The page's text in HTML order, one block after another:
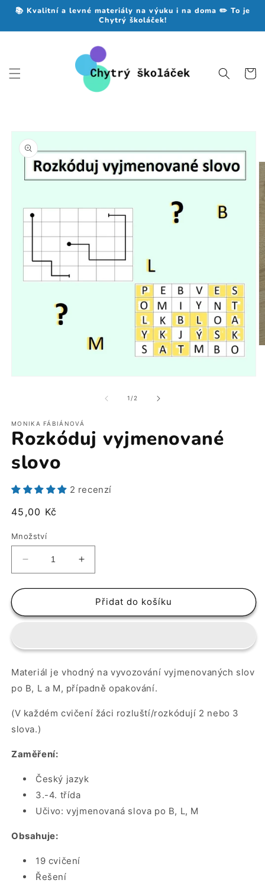
Přejít k
📚 Kvalitní a levné materiály na výuku i na doma ✏️ To je
Chytrý školáček!
Košík
produktu
okně
1 /z2
MONIKA FÁBIÁNOVÁ
Rozkóduj vyjmenované
slovo
2 recenzí
Běžná
45,00 Kč
Množství
množství
produktu
vyjmenované
Zvýšit
množství
produktu
Rozkóduj
vyjmenované
Přidat do košíku
Materiál je vhodný na vyvozování vyjmenovaných slov
po B, L a M, případně opakování.
(V každém cvičení žáci rozluští/rozkódují 2 nebo 3
slova.)
Zaměření:
Český jazyk
3.-4. třída
Učivo: vyjmenovaná slova po B, L, M
Obsahuje:
19 cvičení
Řešení